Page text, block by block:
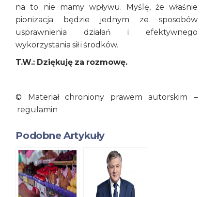
na to nie mamy wpływu. Myślę, że właśnie
pionizacja będzie jednym ze sposobów
usprawnienia działań i efektywnego
wykorzystania sił i środków.
T.W.: Dziękuję za rozmowę.
© Materiał chroniony prawem autorskim –
regulamin
Podobne Artykuły